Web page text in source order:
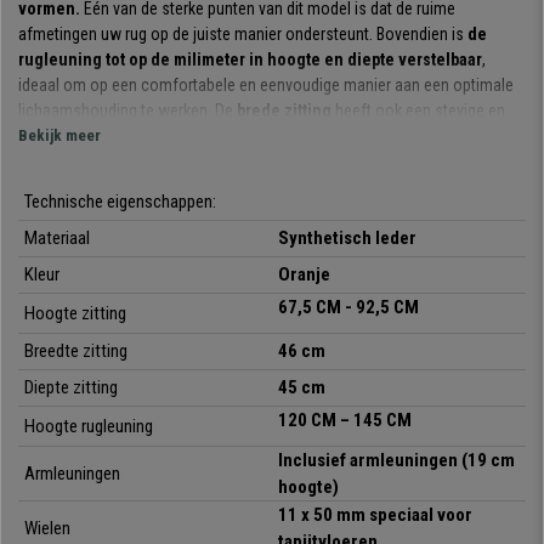
vormen. Eén van de sterke punten van dit model is dat de ruime
afmetingen uw rug op de juiste manier ondersteunt. Bovendien is de
rugleuning tot op de milimeter in hoogte en diepte verstelbaar,
ideaal om op een comfortabele en eenvoudige manier aan een optimale
lichaamshouding te werken. De brede zitting
heeft ook een stevige en
comfortabele vulling.
een systeem waarbij de rugleuning naar achteren kan worden bewogen
terwijl u een vaste hoek ten opzichte van de zitting aanhoudt. Het
bewegingsvrijheid.
De materialen waarmee hij is vervaardigd zijn van hoge kwaliteit.
Hetrobuuste onderstel met voetsteun zorgt voor een bijzondere
stabiliteit. Debekleding is van synthetisch leder, uiterst
kiezen welke kleur u het mooiste vindt.
Kortom, dit is een kwalitatieve, comfortabele bureaukruk, die u zal
op het werk te bereiken. Bestel hem hier
bij de kantoorstoelenspecialist Bureaustoelpro voor de beste prijs en
Bekijk meer
Technische eigenschappen:
Materiaal
Synthetisch leder
Kleur
Oranje
Hoogte zitting
67,5 CM - 92,5 CM
Breedte zitting
46 cm
Diepte zitting
45 cm
Hoogte rugleuning
120 CM – 145 CM
Armleuningen
Inclusief armleuningen (19 cm
hoogte)
Wielen
11 x 50 mm speciaal voor